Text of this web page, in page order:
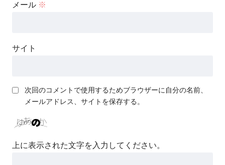
メール ※
サイト
次回のコメントで使用するためブラウザーに自分の名前、
メールアドレス、サイトを保存する。
上に表示された文字を入力してください。